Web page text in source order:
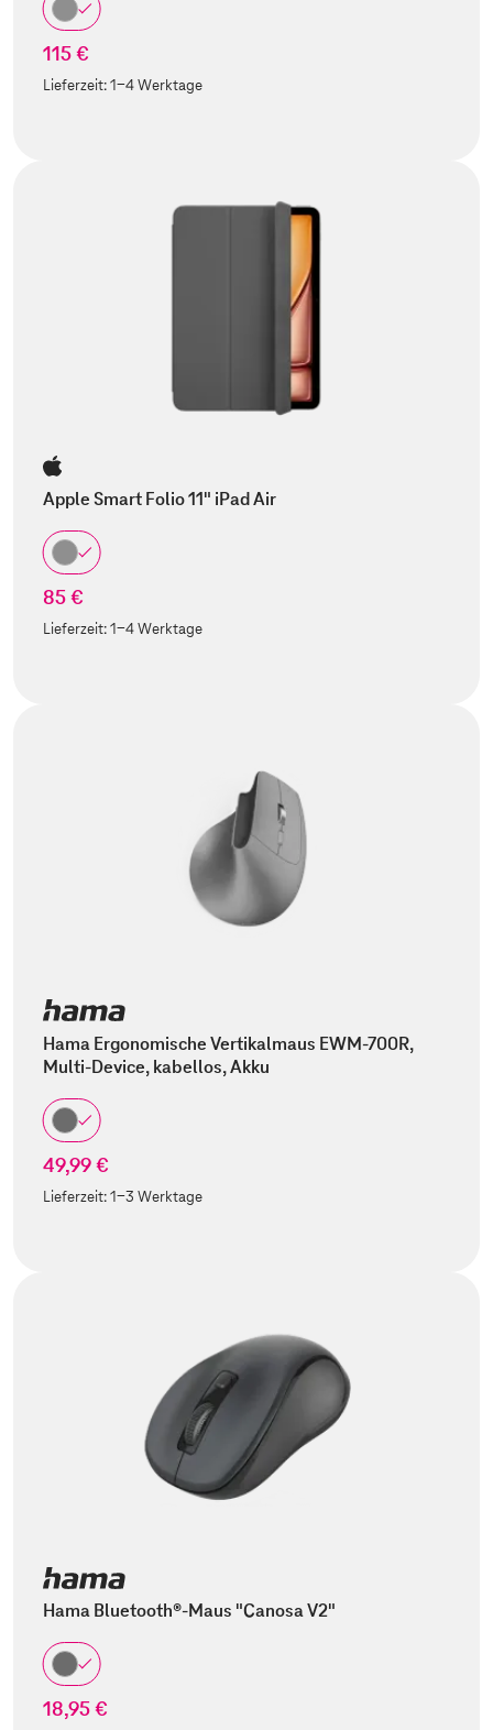
115 €
Lieferzeit:1-4 Werktage
Apple Smart Folio 11" iPad Air
85 €
Lieferzeit:1-4 Werktage
Hama Ergonomische Vertikalmaus EWM-700R,
Multi-Device, kabellos, Akku
49,99 €
Lieferzeit:1-3 Werktage
Hama Bluetooth®-Maus "Canosa V2"
18,95 €